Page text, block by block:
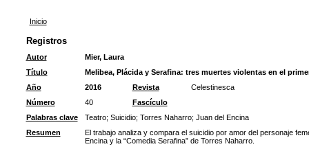
Inicio
Registros
Autor
Mier, Laura
Título
Melibea, Plácida y Serafina: tres muertes violentas en el
Año
2016 Revista
Celestinesca
Número
40
Fascículo
Palabras clave
Teatro; Suicidio; Torres Naharro; Juan del Encina
Resumen
El trabajo analiza y compara el suicidio por amor del personaje
Encina y la “Comedia Serafina” de Torres Naharro.